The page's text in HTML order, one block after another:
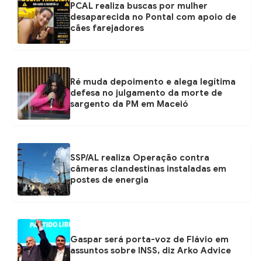
PCAL realiza buscas por mulher
desaparecida no Pontal com apoio de
cães farejadores
Ré muda depoimento e alega legítima
defesa no julgamento da morte de
sargento da PM em Maceió
SSP/AL realiza Operação contra
câmeras clandestinas instaladas em
postes de energia
Gaspar será porta-voz de Flávio em
assuntos sobre INSS, diz Arko Advice